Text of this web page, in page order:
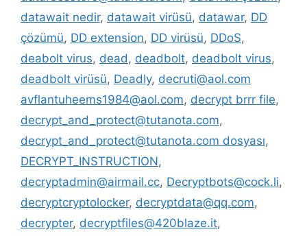
datawait nedir, datawait virüsü, datawar, DD
çözümü, DD extension, DD virüsü, DDoS,
deabolt virus, dead, deadbolt, deadbolt virus,
deadbolt virüsü, Deadly, decruti@aol.com
avflantuheems1984@aol.com, decrypt brrr file,
decrypt_and_protect@tutanota.com,
decrypt_and_protect@tutanota.com dosyası,
DECRYPT_INSTRUCTION,
decryptadmin@airmail.cc, Decryptbots@cock.li,
decryptcryptolocker, decryptdata@qq.com,
decrypter, decryptfiles@420blaze.it,